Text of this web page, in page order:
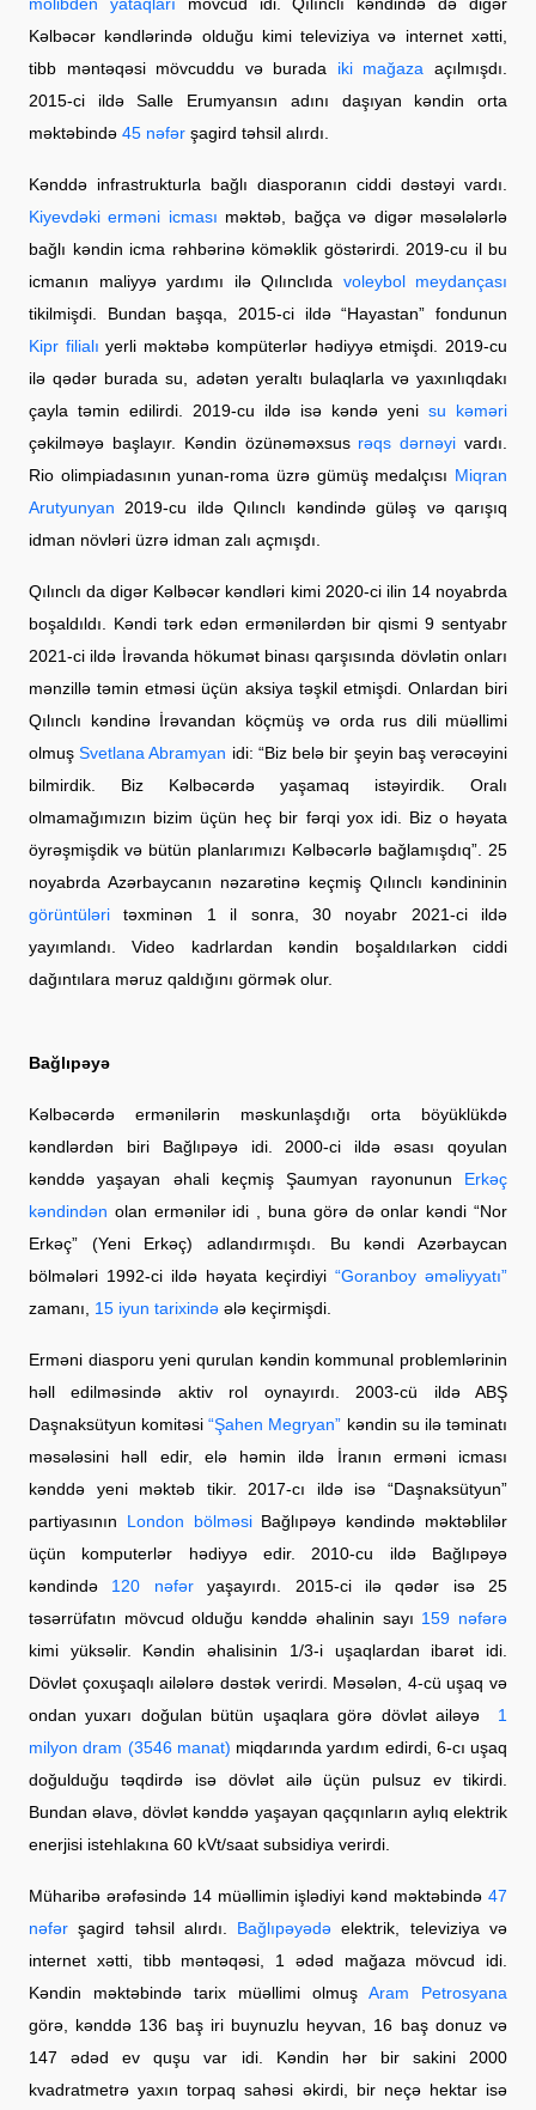
Kəlbəcər kəndlərində olduğu kimi televiziya və internet xətti,
tibb məntəqəsi mövcuddu və burada iki mağaza açılmışdı.
2015-ci ildə Salle Erumyansın adını daşıyan kəndin orta
məktəbində 45 nəfər şagird təhsil alırdı.
Kənddə infrastrukturla bağlı diasporanın ciddi dəstəyi vardı.
Kiyevdəki erməni icması məktəb, bağça və digər məsələlərlə
bağlı kəndin icma rəhbərinə köməklik göstərirdi. 2019-cu il bu
icmanın maliyyə yardımı ilə Qılınclıda voleybol meydançası
tikilmişdi. Bundan başqa, 2015-ci ildə “Hayastan” fondunun
Kipr filialı yerli məktəbə kompüterlər hədiyyə etmişdi. 2019-cu
ilə qədər burada su, adətən yeraltı bulaqlarla və yaxınlıqdakı
çayla təmin edilirdi. 2019-cu ildə isə kəndə yeni su kəməri
çəkilməyə başlayır. Kəndin özünəməxsus rəqs dərnəyi vardı.
Rio olimpiadasının yunan-roma üzrə gümüş medalçısı Miqran
Arutyunyan 2019-cu ildə Qılınclı kəndində güləş və qarışıq
idman növləri üzrə idman zalı açmışdı.
Qılınclı da digər Kəlbəcər kəndləri kimi 2020-ci ilin 14 noyabrda
boşaldıldı. Kəndi tərk edən ermənilərdən bir qismi 9 sentyabr
2021-ci ildə İrəvanda hökumət binası qarşısında dövlətin onları
mənzillə təmin etməsi üçün aksiya təşkil etmişdi. Onlardan biri
Qılınclı kəndinə İrəvandan köçmüş və orda rus dili müəllimi
olmuşSvetlana Abramyan idi: “Biz belə bir şeyin baş verəcəyini
bilmirdik. Biz Kəlbəcərdə yaşamaq istəyirdik. Oralı
olmamağımızın bizim üçün heç bir fərqi yox idi. Biz o həyata
öyrəşmişdik və bütün planlarımızı Kəlbəcərlə bağlamışdıq”. 25
noyabrda Azərbaycanın nəzarətinə keçmiş Qılınclı kəndininin
görüntüləri təxminən 1 il sonra, 30 noyabr 2021-ci ildə
yayımlandı. Video kadrlardan kəndin boşaldılarkən ciddi
dağıntılara məruz qaldığını görmək olur.
Bağlıpəyə
Kəlbəcərdə ermənilərin məskunlaşdığı orta böyüklükdə
kəndlərdən biri Bağlıpəyə idi. 2000-ci ildə əsası qoyulan
kənddə yaşayan əhali keçmiş Şaumyan rayonunun Erkəç
kəndindən olan ermənilər idi , buna görə də onlar kəndi “Nor
Erkəç” (Yeni Erkəç) adlandırmışdı. Bu kəndi Azərbaycan
bölmələri 1992-ci ildə həyata keçirdiyi “Goranboy əməliyyatı”
zamanı, 15 iyun tarixində ələ keçirmişdi.
Erməni diasporu yeni qurulan kəndin kommunal problemlərinin
həll edilməsində aktiv rol oynayırdı. 2003-cü ildə ABŞ
Daşnaksütyun komitəsi“Şahen Megryan” kəndin su ilə təminatı
məsələsini həll edir, elə həmin ildə İranın erməni icması
kənddə yeni məktəb tikir. 2017-cı ildə isə “Daşnaksütyun”
partiyasının London bölməsiBağlıpəyə kəndində məktəblilər
üçün komputerlər hədiyyə edir. 2010-cu ildə Bağlıpəyə
kəndində 120 nəfəryaşayırdı. 2015-ci ilə qədər isə 25
təsərrüfatın mövcud olduğu kənddə əhalinin sayı 159 nəfərə
kimi yüksəlir. Kəndin əhalisinin 1/3-i uşaqlardan ibarət idi.
Dövlət çoxuşaqlı ailələrə dəstək verirdi. Məsələn, 4-cü uşaq və
ondan yuxarı doğulan bütün uşaqlara görə dövlət ailəyə 1
milyon dram (3546 manat) miqdarında yardım edirdi, 6-cı uşaq
doğulduğu təqdirdə isə dövlət ailə üçün pulsuz ev tikirdi.
Bundan əlavə, dövlət kənddə yaşayan qaçqınların aylıq elektrik
enerjisi istehlakına 60 kVt/saat subsidiya verirdi.
Müharibə ərəfəsində 14 müəllimin işlədiyi kənd məktəbində 47
nəfər şagird təhsil alırdı. Bağlıpəyədə elektrik, televiziya və
internet xətti, tibb məntəqəsi, 1 ədəd mağaza mövcud idi.
Kəndin məktəbində tarix müəllimi olmuş Aram Petrosyana
görə, kənddə 136 baş iri buynuzlu heyvan, 16 baş donuz və
147 ədəd ev quşu var idi. Kəndin hər bir sakini 2000
kvadratmetrə yaxın torpaq sahəsi əkirdi, bir neçə hektar isə